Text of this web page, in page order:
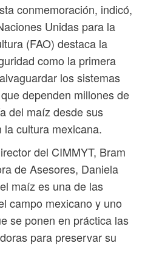
conmemoración, indicó,
Unidas para la
(FAO) destaca la
como la primera
los sistemas
dependen millones de
del maíz desde sus
cultura mexicana.
del CIMMYT, Bram
de Asesores, Daniela
maíz es una de las
campo mexicano y uno
se ponen en práctica las
para preservar su